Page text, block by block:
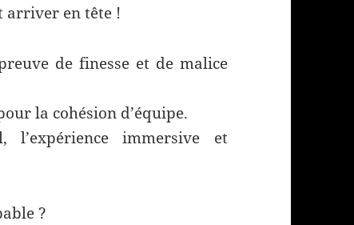
arriver en tête !
de finesse et de malice
la cohésion d’équipe.
l’expérience immersive et
?